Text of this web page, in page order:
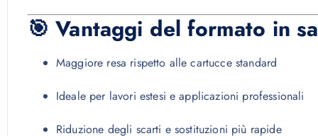
🎯 Vantaggi del formato in
Maggiore resa rispetto alle cartucce standard
Ideale per lavori estesi e applicazioni professionali
Riduzione degli scarti e sostituzioni più rapide